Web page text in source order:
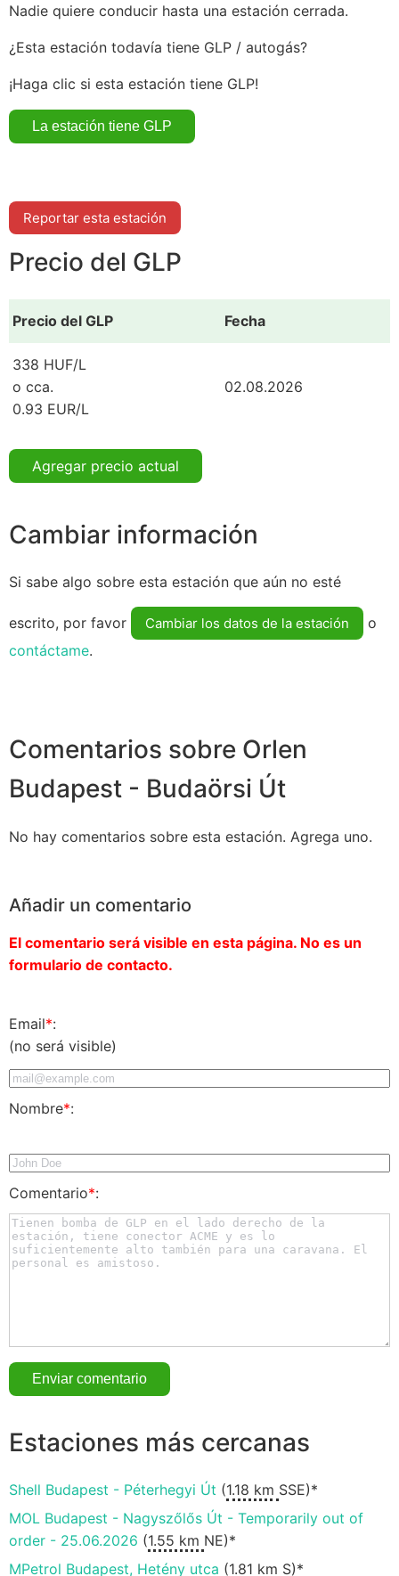
Nadie quiere conducir hasta una estación cerrada.
¿Esta estación todavía tiene GLP / autogás?
¡Haga clic si esta estación tiene GLP!
Reportar esta estación
Precio del GLP
Precio del GLP Fecha
338 HUF/L
o cca.
0.93 EUR/L
02.08.2026
Agregar precio actual
Cambiar información
Si sabe algo sobre esta estación que aún no esté
escrito, por favor Cambiar los datos de la estación
o
contáctame.
Comentarios sobre Orlen
Budapest - Budaörsi Út
No hay comentarios sobre esta estación. Agrega uno.
Añadir un comentario
El comentario será visible en esta página. No es un
formulario de contacto.
Email*:
(no será visible)
Nombre*:
Comentario*:
Estaciones más cercanas
Shell Budapest - Péterhegyi Út (1.18 km SSE)*
MOL Budapest - Nagyszőlős Út - Temporarily out of
order - 25.06.2026 (1.55 km NE)*
MPetrol Budapest, Hetény utca (1.81 km S)*